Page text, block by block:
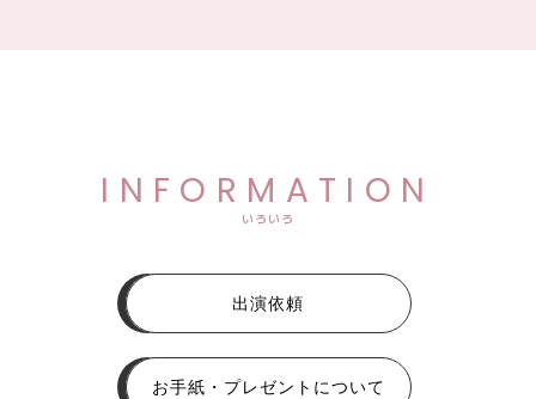
INFORMATION
いろいろ
出演依頼
お手紙・プレゼントについて